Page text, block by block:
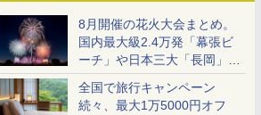
8月開催の花火大会まとめ。
国内最大級2.4万発「幕張ビ
ーチ」や日本三大「長岡」な
ど大型イベント目白押し！
全国で旅行キャンペーン
続々、最大1万5000円オフ